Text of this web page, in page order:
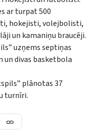
ar turpat 500
hokejisti, volejbolisti,
un kamaniņu braucēji.
uzņems septiņas
divas basketbola
plānotas 37
turnīri.